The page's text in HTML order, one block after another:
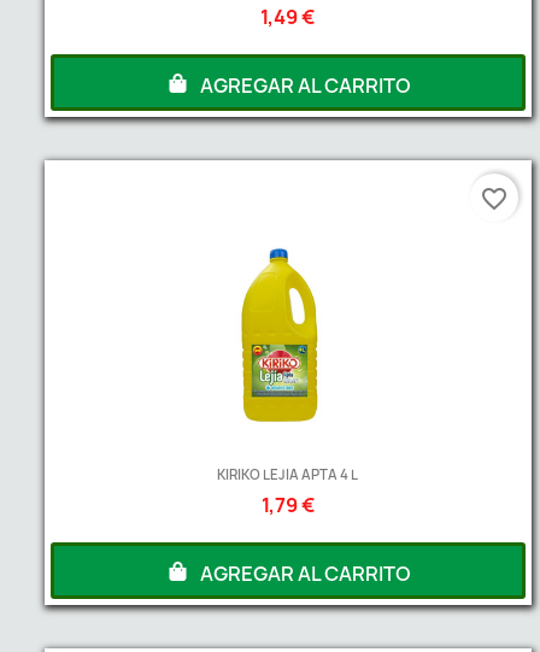
1,49 €
AGREGAR AL CARRITO
KIRIKO LEJIA APTA 4 L
1,79 €
AGREGAR AL CARRITO
favorite_border